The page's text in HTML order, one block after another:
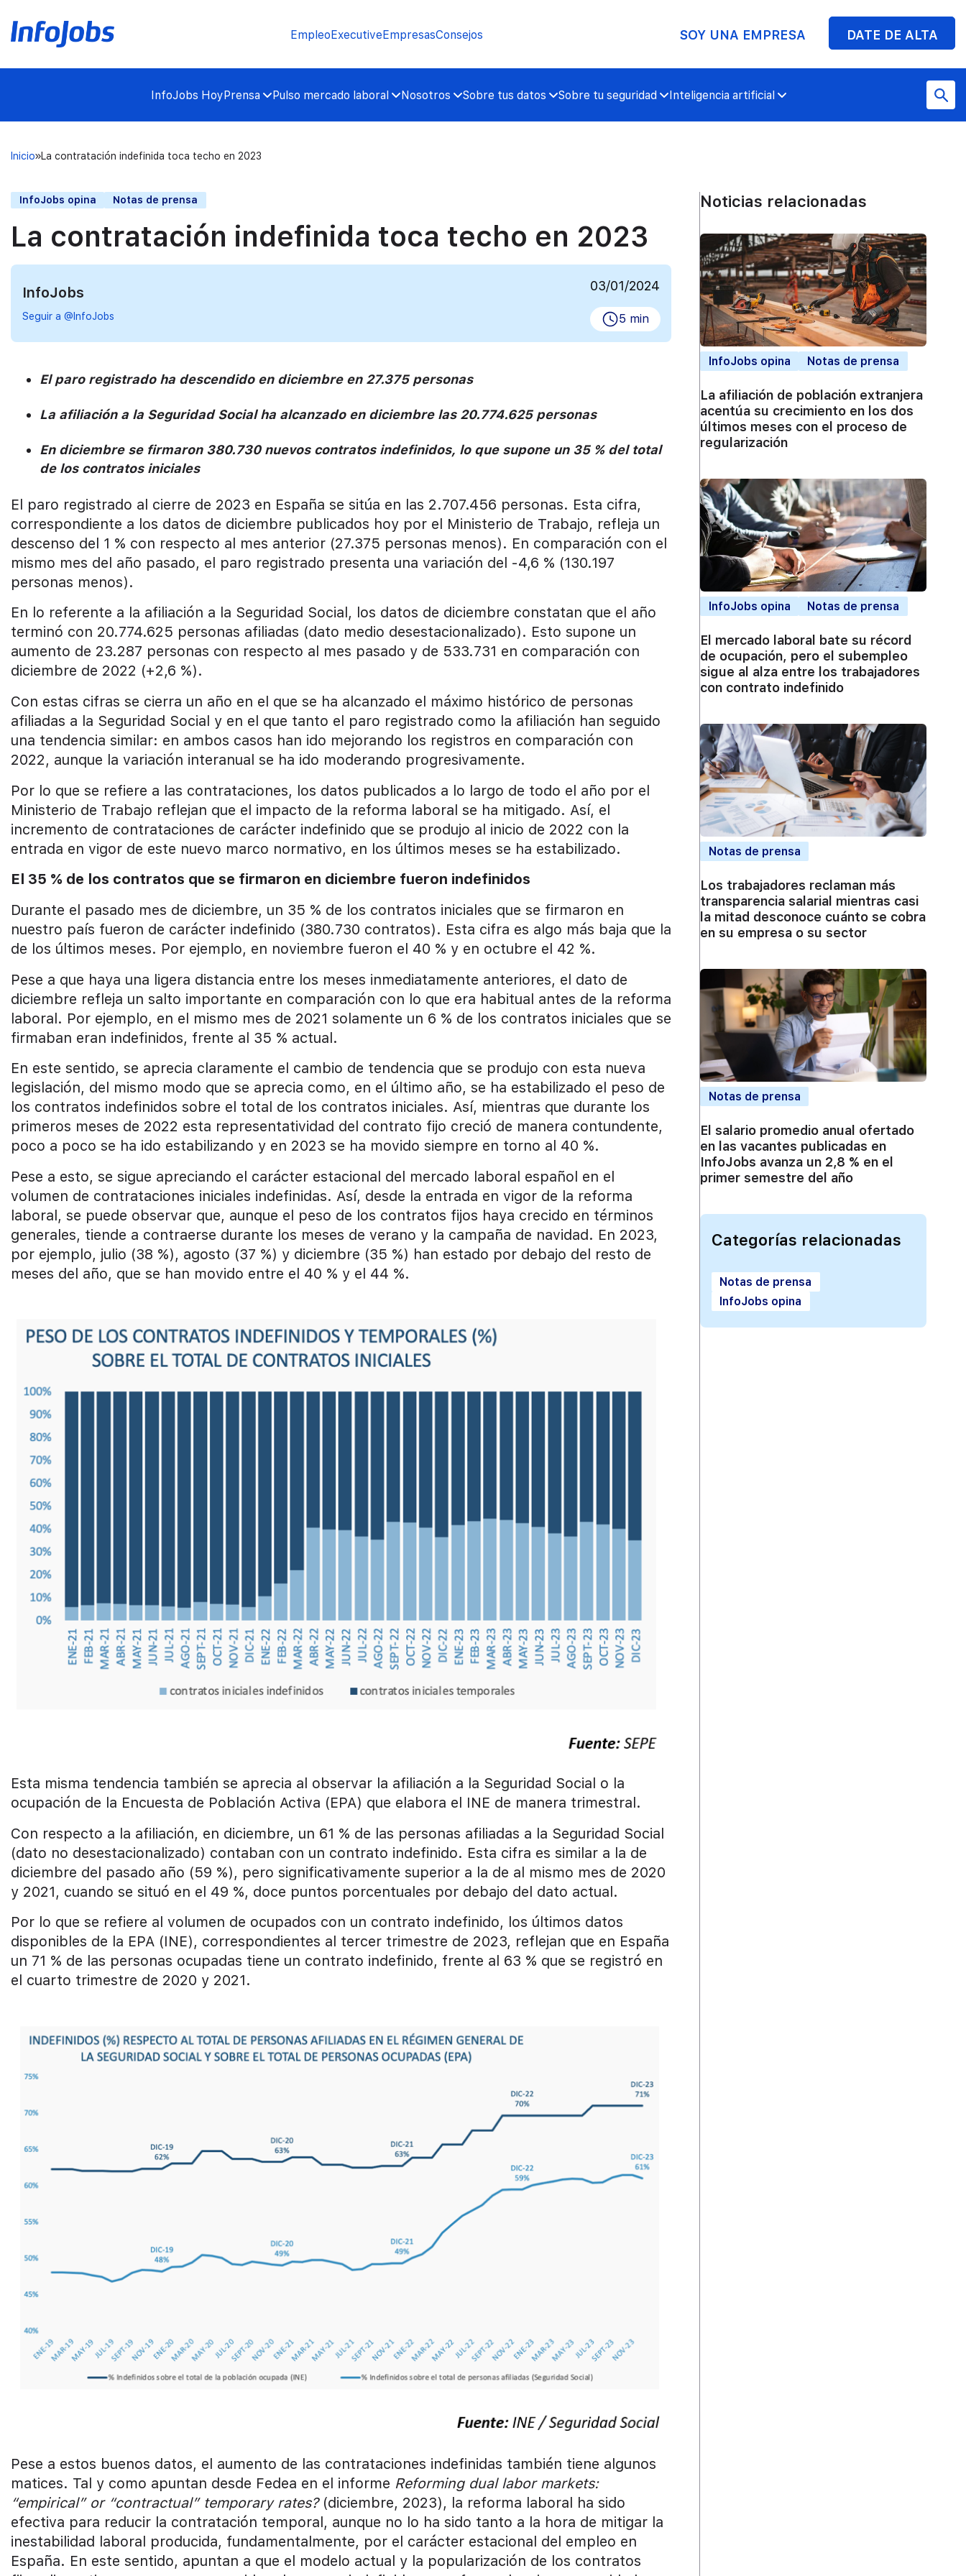
EmpleoExecutiveEmpresasConsejos SOY UNA EMPRESA DATE DE ALTA
InfoJobs HoyPrensa Pulso mercado laboral Nosotros Sobre tus datos Sobre tu seguridad Inteligencia artificial
Inicio La contratación indefinida toca techo en 2023
InfoJobs opina Notas de prensa
La contratación indefinida toca techo en 2023
InfoJobs
Seguir a @InfoJobs
03/01/2024
5 min
El paro registrado ha descendido en diciembre en 27.375 personas
La afiliación a la Seguridad Social ha alcanzado en diciembre las 20.774.625 personas
En diciembre se firmaron 380.730 nuevos contratos indefinidos, lo que supone un 35 % del total
de los contratos iniciales
El paro registrado al cierre de 2023 en España se sitúa en las 2.707.456 personas. Esta cifra,
correspondiente a los datos de diciembre publicados hoy por el Ministerio de Trabajo, refleja un
descenso del 1 % con respecto al mes anterior (27.375 personas menos). En comparación con el
mismo mes del año pasado, el paro registrado presenta una variación del -4,6 % (130.197
personas menos).
En lo referente a la afiliación a la Seguridad Social, los datos de diciembre constatan que el año
terminó con 20.774.625 personas afiliadas (dato medio desestacionalizado). Esto supone un
aumento de 23.287 personas con respecto al mes pasado y de 533.731 en comparación con
diciembre de 2022 (+2,6 %).
Con estas cifras se cierra un año en el que se ha alcanzado el máximo histórico de personas
afiliadas a la Seguridad Social y en el que tanto el paro registrado como la afiliación han seguido
una tendencia similar: en ambos casos han ido mejorando los registros en comparación con
2022, aunque la variación interanual se ha ido moderando progresivamente.
Por lo que se refiere a las contrataciones, los datos publicados a lo largo de todo el año por el
Ministerio de Trabajo reflejan que el impacto de la reforma laboral se ha mitigado. Así, el
incremento de contrataciones de carácter indefinido que se produjo al inicio de 2022 con la
entrada en vigor de este nuevo marco normativo, en los últimos meses se ha estabilizado.
El 35 % de los contratos que se firmaron en diciembre fueron indefinidos
Durante el pasado mes de diciembre, un 35 % de los contratos iniciales que se firmaron en
nuestro país fueron de carácter indefinido (380.730 contratos). Esta cifra es algo más baja que la
de los últimos meses. Por ejemplo, en noviembre fueron el 40 % y en octubre el 42 %.
Pese a que haya una ligera distancia entre los meses inmediatamente anteriores, el dato de
diciembre refleja un salto importante en comparación con lo que era habitual antes de la reforma
laboral. Por ejemplo, en el mismo mes de 2021 solamente un 6 % de los contratos iniciales que se
firmaban eran indefinidos, frente al 35 % actual.
En este sentido, se aprecia claramente el cambio de tendencia que se produjo con esta nueva
legislación, del mismo modo que se aprecia como, en el último año, se ha estabilizado el peso de
los contratos indefinidos sobre el total de los contratos iniciales. Así, mientras que durante los
primeros meses de 2022 esta representatividad del contrato fijo creció de manera contundente,
poco a poco se ha ido estabilizando y en 2023 se ha movido siempre en torno al 40 %.
Pese a esto, se sigue apreciando el carácter estacional del mercado laboral español en el
volumen de contrataciones iniciales indefinidas. Así, desde la entrada en vigor de la reforma
laboral, se puede observar que, aunque el peso de los contratos fijos haya crecido en términos
generales, tiende a contraerse durante los meses de verano y la campaña de navidad. En 2023,
por ejemplo, julio (38 %), agosto (37 %) y diciembre (35 %) han estado por debajo del resto de
meses del año, que se han movido entre el 40 % y el 44 %.
Esta misma tendencia también se aprecia al observar la afiliación a la Seguridad Social o la
ocupación de la Encuesta de Población Activa (EPA) que elabora el INE de manera trimestral.
Con respecto a la afiliación, en diciembre, un 61 % de las personas afiliadas a la Seguridad Social
(dato no desestacionalizado) contaban con un contrato indefinido. Esta cifra es similar a la de
diciembre del pasado año (59 %), pero significativamente superior a la de al mismo mes de 2020
y 2021, cuando se situó en el 49 %, doce puntos porcentuales por debajo del dato actual.
Por lo que se refiere al volumen de ocupados con un contrato indefinido, los últimos datos
disponibles de la EPA (INE), correspondientes al tercer trimestre de 2023, reflejan que en España
un 71 % de las personas ocupadas tiene un contrato indefinido, frente al 63 % que se registró en
el cuarto trimestre de 2020 y 2021.
Pese a estos buenos datos, el aumento de las contrataciones indefinidas también tiene algunos
matices. Tal y como apuntan desde Fedea en el informe Reforming dual labor markets:
“empirical” or “contractual” temporary rates? (diciembre, 2023), la reforma laboral ha sido
efectiva para reducir la contratación temporal, aunque no lo ha sido tanto a la hora de mitigar la
inestabilidad laboral producida, fundamentalmente, por el carácter estacional del empleo en
España. En este sentido, apuntan a que el modelo actual y la popularización de los contratos
Noticias relacionadas
InfoJobs opina Notas de prensa
La afiliación de población extranjera
acentúa su crecimiento en los dos
últimos meses con el proceso de
regularización
InfoJobs opina Notas de prensa
El mercado laboral bate su récord
de ocupación, pero el subempleo
sigue al alza entre los trabajadores
con contrato indefinido
Notas de prensa
Los trabajadores reclaman más
transparencia salarial mientras casi
la mitad desconoce cuánto se cobra
en su empresa o su sector
Notas de prensa
El salario promedio anual ofertado
en las vacantes publicadas en
InfoJobs avanza un 2,8 % en el
primer semestre del año
Categorías relacionadas
Notas de prensa
InfoJobs opina